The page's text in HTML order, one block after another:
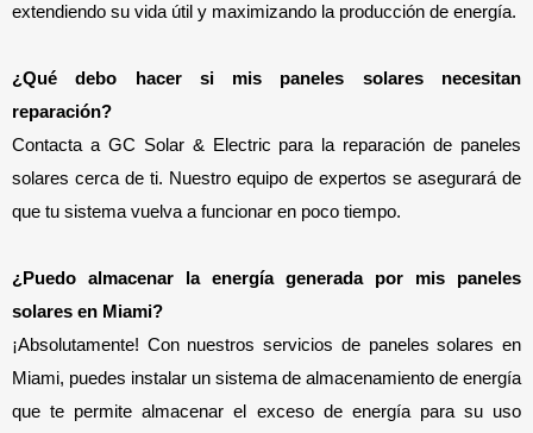
extendiendo su vida útil y maximizando la producción de energía.
¿Qué debo hacer si mis paneles solares necesitan
reparación?
Contacta a GC Solar & Electric para la reparación de paneles
solares cerca de ti. Nuestro equipo de expertos se asegurará de
que tu sistema vuelva a funcionar en poco tiempo.
¿Puedo almacenar la energía generada por mis paneles
solares en Miami?
¡Absolutamente! Con nuestros servicios de paneles solares en
Miami, puedes instalar un sistema de almacenamiento de energía
que te permite almacenar el exceso de energía para su uso